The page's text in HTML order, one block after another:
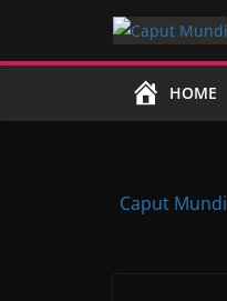
HOME
Caput Mundi